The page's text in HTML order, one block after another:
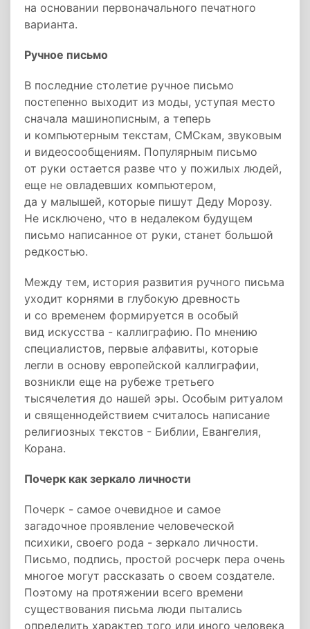
на основании первоначального печатного
варианта.
Ручное письмо
В последние столетие ручное письмо
постепенно выходит из моды, уступая место
сначала машинописным, а теперь
и компьютерным текстам, СМСкам, звуковым
и видеосообщениям. Популярным письмо
от руки остается разве что у пожилых людей,
еще не овладевших компьютером,
да у малышей, которые пишут Деду Морозу.
Не исключено, что в недалеком будущем
письмо написанное от руки, станет большой
редкостью.
Между тем, история развития ручного письма
уходит корнями в глубокую древность
и со временем формируется в особый
вид искусства - каллиграфию. По мнению
специалистов, первые алфавиты, которые
легли в основу европейской каллиграфии,
возникли еще на рубеже третьего
тысячелетия до нашей эры. Особым ритуалом
и священнодействием считалось написание
религиозных текстов - Библии, Евангелия,
Корана.
Почерк как зеркало личности
Почерк - самое очевидное и самое
загадочное проявление человеческой
психики, своего рода - зеркало личности.
Письмо, подпись, простой росчерк пера очень
многое могут рассказать о своем создателе.
Поэтому на протяжении всего времени
существования письма люди пытались
определить характер того или иного человека